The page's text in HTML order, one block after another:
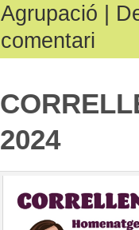
Agrupació
comentari
2024